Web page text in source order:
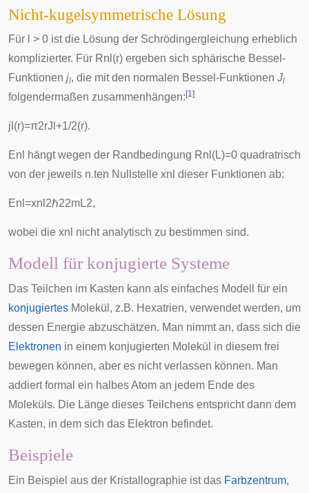
Nicht-kugelsymmetrische Lösung
Für l > 0 ist die Lösung der Schrödingergleichung erheblich
komplizierter. Für Rn (r) ergeben sich sphärische Bessel-
Funktionen jl, die mit den normalen Bessel-Funktionen Jl
folgendermaßen zusammenhängen: [1]
j (r)=π2rJ +1/2(r).
En hängt wegen der Randbedingung Rn (L)=0 quadratrisch
von der jeweils n.ten Nullstelle xn dieser Funktionen ab:
En =xn 2ℏ22mL2,
wobei die xn nicht analytisch zu bestimmen sind.
Modell für konjugierte Systeme
Das Teilchen im Kasten kann als einfaches Modell für ein
konjugiertes Molekül, z.B. Hexatrien, verwendet werden, um
dessen Energie abzuschätzen. Man nimmt an, dass sich die
Elektronen in einem konjugierten Molekül in diesem frei
bewegen können, aber es nicht verlassen können. Man
addiertformal ein halbes Atom an jedem Ende des
Moleküls. Die Länge dieses Teilchens entspricht dann dem
Kasten, in dem sich das Elektron befindet.
Beispiele
Ein Beispiel aus der Kristallographie ist das Farbzentrum,